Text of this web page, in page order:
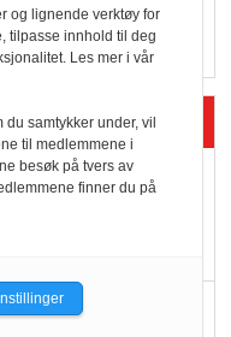
norske
vant
og lignende verktøy for
tilpasse innhold til deg
Les mer i vår
samtykker under, vil
til medlemmene i
besøk på tvers av
finner du på